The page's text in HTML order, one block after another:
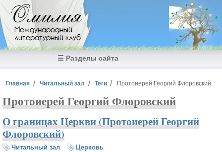
Перейти к основному содержанию
Омилия
Международный
литературный клуб
☰ Разделы сайта
Вы здесь
Главная Читальный зал Теги Протоиерей Георгий Флоровский
Протоиерей Георгий Флоровский
О границах Церкви (Протоиерей Георгий
Флоровский)
Читальный зал
Церковь